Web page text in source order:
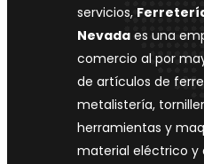
servicios,
Nevada es una
comercio al por
de artículos de
metalistería,
herramientas y
material eléctrico y